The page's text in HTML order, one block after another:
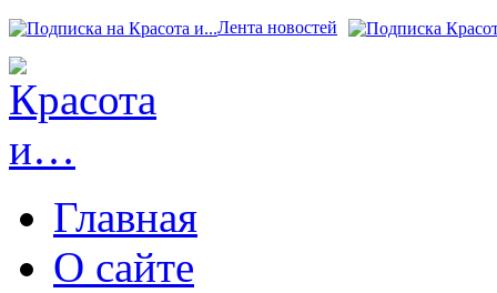
Лента новостей
Главная
О сайте